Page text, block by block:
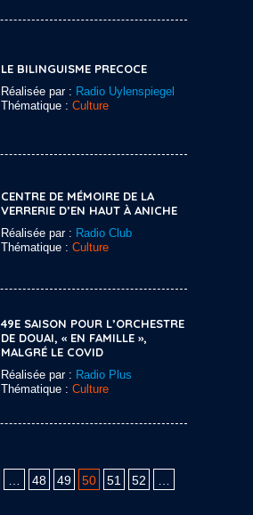
LE BILINGUISME PRECOCE
Réalisée par : Radio Uylenspiegel
Thématique : Culture
CENTRE DE MÉMOIRE DE LA
VERRERIE D’EN HAUT À ANICHE
Réalisée par : Radio Club
Thématique : Culture
49E SAISON POUR L’ORCHESTRE
DE DOUAI, « EN FAMILLE »,
MALGRÉ LE COVID
Réalisée par : Radio Plus
Thématique : Culture
48 49 50 51 52